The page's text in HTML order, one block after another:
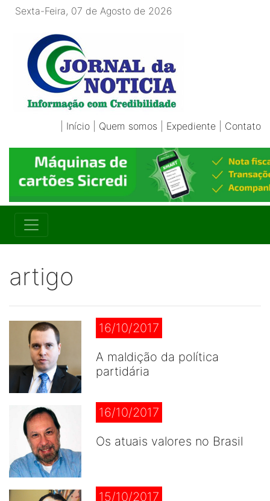
Sexta-Feira, 07 de Agosto de 2026
Início Quem somos Expediente Contato
artigo
16/10/2017
A maldição da política
partidária
16/10/2017
Os atuais valores no Brasil
15/10/2017